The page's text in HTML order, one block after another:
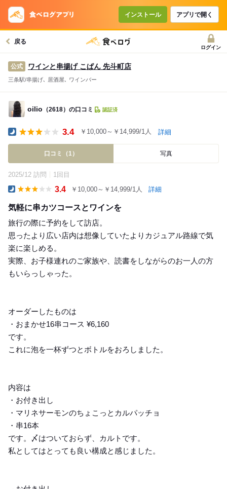
インストール アプリで開く
戻る
ログイン
公式 ワインと串揚げ こぱん 先斗町店
三条駅/串揚げ､ 居酒屋､ ワインバー
oilio （2618）の口コミ 認証済
3.4 ￥10,000～￥14,999/1人 詳細
口コミ（1） 写真
2025/12 訪問 1回目
3.4 ￥10,000～￥14,999/1人 詳細
気軽に串カツコースとワインを
旅行の際に予約をして訪店。
思ったより広い店内は想像していたよりカジュアル路線で気
楽に楽しめる。
実際、お子様連れのご家族や、読書をしながらのお一人の方
もいらっしゃった。
オーダーしたものは
・おまかせ16串コース ¥6,160
です。
これに泡を一杯ずつとボトルをおろしました。
内容は
・お付き出し
・マリネサーモンのちょこっとカルパッチョ
・串16本
です。〆はついておらず、カルトです。
私としてはとっても良い構成と感じました。